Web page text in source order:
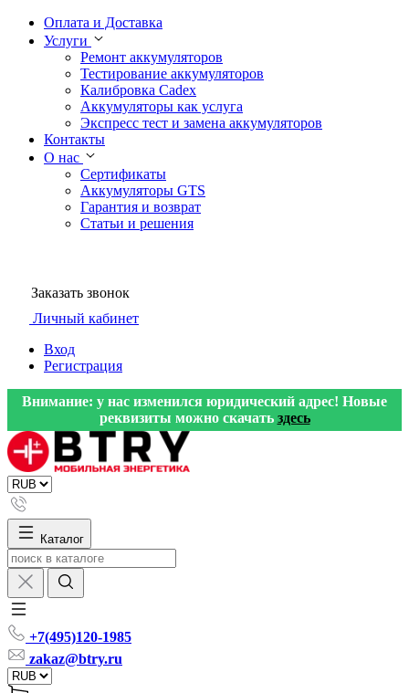
Оплата и Доставка
Услуги
Ремонт аккумуляторов
Тестирование аккумуляторов
Калибровка Cadex
Аккумуляторы как услуга
Экспресс тест и замена аккумуляторов
Контакты
О нас
Сертификаты
Аккумуляторы GTS
Гарантия и возврат
Статьи и решения
Заказать звонок
Личный кабинет
Вход
Регистрация
Внимание: у нас изменился юридический адрес! Новые
реквизиты можно скачать здесь
Каталог
+7(495)120-1985
zakaz@btry.ru